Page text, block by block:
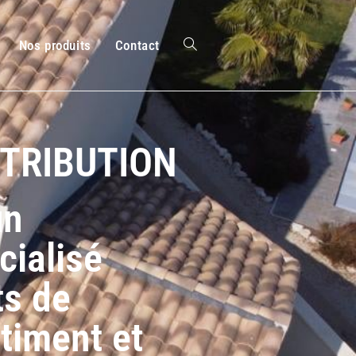
Nos produits Contact
de
et